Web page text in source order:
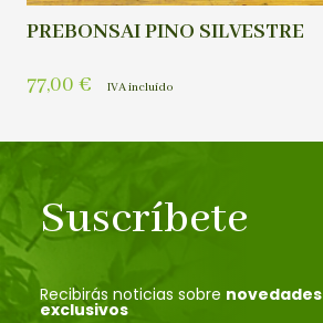
PREBONSAI PINO SILVESTRE
77,00 € IVA incluído
Suscríbete
Recibirás noticias sobre novedades
exclusivos